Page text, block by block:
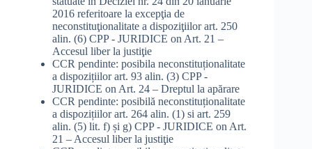
2016 referitoare la excepţia de
neconstituţionalitate a dispoziţiilor art. 250
alin. (6) CPP - JURIDICE on Art. 21 –
Accesul liber la justiţie
CCR pendinte: posibila neconstituționalitate
a dispozițiilor art. 93 alin. (3) CPP -
JURIDICE on Art. 24 – Dreptul la apărare
CCR pendinte: posibilă neconstituționalitate
a dispozițiilor art. 264 alin. (1) si art. 259
alin. (5) lit. f) și g) CPP - JURIDICE on Art.
21 – Accesul liber la justiţie